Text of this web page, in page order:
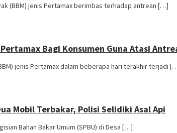
(BBM) jenis Pertamax berimbas terhadap antrean […]
Bagi Konsumen Guna Atasi
jenis Pertamax dalam beberapa hari terakhir terjadi
Mobil Terbakar, Polisi Selidiki Asal Api
Bahan Bakar Umum (SPBU) di Desa […]